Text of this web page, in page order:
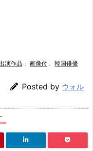
演作品 , 画像付 , 韓国俳優
Posted by ウォル